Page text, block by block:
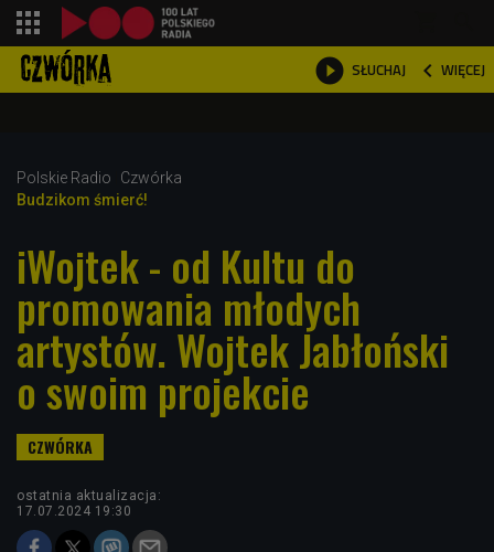
 SŁUCHAJ  WIĘCEJ

Polskie Radio
Czwórka
Budzikom śmierć!
iWojtek - od Kultu do
promowania młodych
artystów. Wojtek Jabłoński
o swoim projekcie
ostatnia aktualizacja:
17.07.2024 19:30